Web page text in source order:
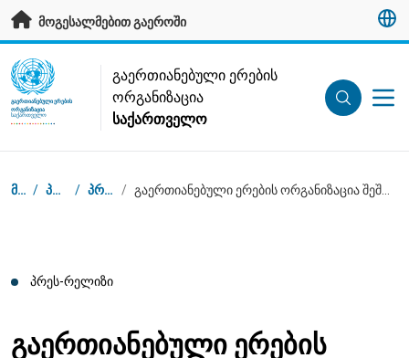
გადადით მთავარ კონტენტზე
მოგესალმებით გაეროში
UN Logo
ᲒᲐᲔᲠᲗᲘᲐᲜᲔᲑᲣᲚᲘ ᲔᲠᲔᲑᲘᲡ
ᲝᲠᲒᲐᲜᲘᲖᲐᲪᲘᲐ
ᲡᲐᲥᲐᲠᲗᲕᲔᲚᲝ
გაერთიანებული ერების
ორგანიზაცია
საქართველო
Breadcrumb
მთავარი / პრეს-ცენტრი / პრეს-რელიზები /
პრეს-რელიზი
გაერთიანებული ერების